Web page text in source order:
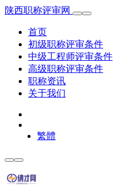
陕西职称评审网
首页
初级职称评审条件
中级工程师评审条件
高级职称评审条件
职称资讯
关于我们
繁體